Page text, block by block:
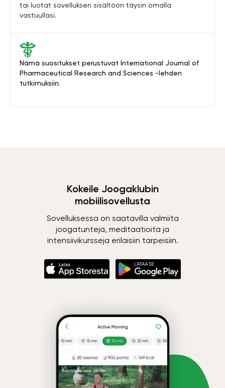
Nämä suositukset perustuvat International Journal of
Pharmaceutical Research and Sciences -lehden
tutkimuksiin.
tai luotat sovelluksen sisältöön täysin omalla
vastuullasi.
Kokeile Joogaklubin
mobiilisovellusta
Sovelluksessa on saatavilla valmiita
joogatunteja, meditaatioita ja
intensiivikursseja erilaisiin tarpeisiin.